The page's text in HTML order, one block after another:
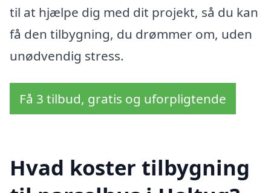
til at hjælpe dig med dit projekt, så du kan
få den tilbygning, du drømmer om, uden
unødvendig stress.
Få 3 tilbud, gratis og uforpligtende
Hvad koster tilbygning